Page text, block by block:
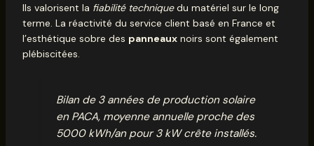
Ils valorisent la fiabilité techniquedu matériel sur le long
terme. La réactivité du service client basé en France et
l’esthétique sobre des panneauxnoirs sont également
plébiscitées.
Bilan de 3 années de production solaire
en PACA, moyenne annuelle proche des
5000 kWh/an pour 3 kW crête installés.